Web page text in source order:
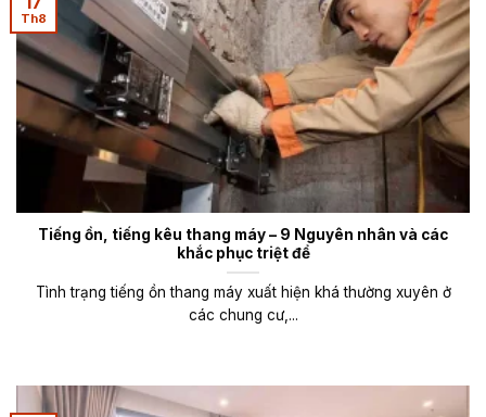
Tiếng ồn, tiếng kêu thang máy – 9 Nguyên nhân và các
khắc phục triệt để
Tình trạng tiếng ồn thang máy xuất hiện khá thường xuyên ở
các chung cư,...
Th8